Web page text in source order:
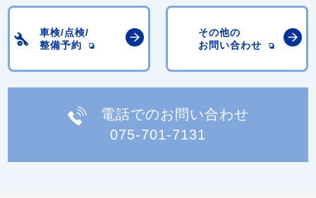
車検/点検/
整備予約
その他の
お問い合わせ
電話でのお問い合わせ
075-701-7131